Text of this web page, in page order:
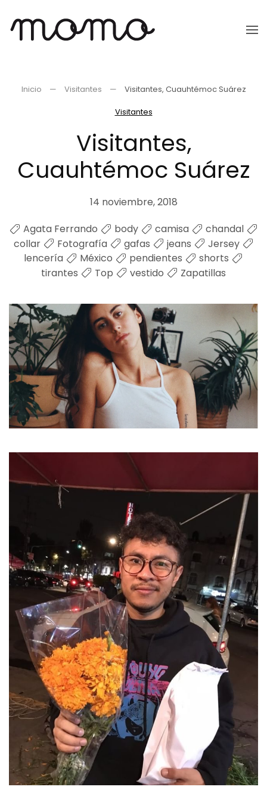
Ir
Inicio Visitantes
Visitantes, Cuauhtémoc Suárez
Visitantes
Visitantes,
Cuauhtémoc Suárez
14 noviembre, 2018
Agata Ferrando
body camisa
chandal
collar
Fotografía gafas jeans
Jersey
lencería
México pendientes
shorts
tirantes
Top vestido Zapatillas